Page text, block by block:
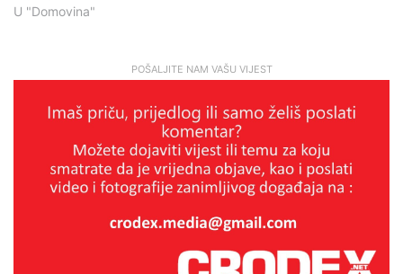
U "Domovina"
POŠALJITE NAM VAŠU VIJEST